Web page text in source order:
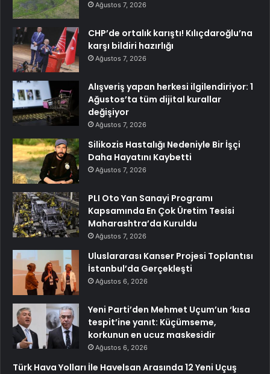
Ağustos 7, 2026
CHP’de ortalık karıştı! Kılıçdaroğlu’na
karşı bildiri hazırlığı
Ağustos 7, 2026
Alışveriş yapan herkesi ilgilendiriyor: 1
Ağustos’ta tüm dijital kurallar
değişiyor
Ağustos 7, 2026
Silikozis Hastalığı Nedeniyle Bir İşçi
Daha Hayatını Kaybetti
Ağustos 7, 2026
PLI Oto Yan Sanayi Programı
Kapsamında En Çok Üretim Tesisi
Maharashtra’da Kuruldu
Ağustos 7, 2026
Uluslararası Kanser Projesi Toplantısı
İstanbul’da Gerçekleşti
Ağustos 6, 2026
Yeni Parti’den Mehmet Uçum’un ‘kısa
tespit’ine yanıt: Küçümseme,
korkunun en ucuz maskesidir
Ağustos 6, 2026
Türk Hava Yolları İle Havelsan Arasında 12 Yeni Uçuş